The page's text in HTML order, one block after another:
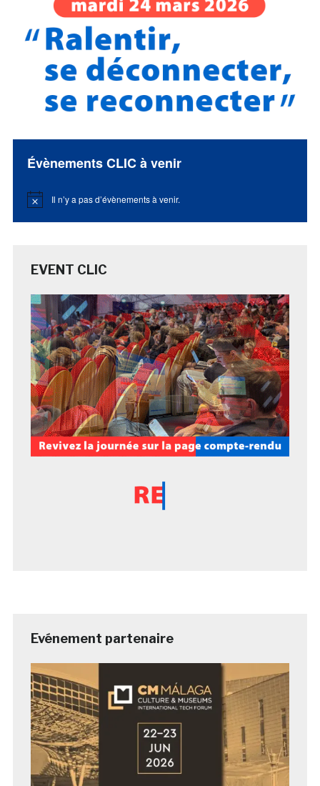
Évènements CLIC à venir
Notice Il n’y a pas d’évènements à venir.
EVENT CLIC
Evénement partenaire